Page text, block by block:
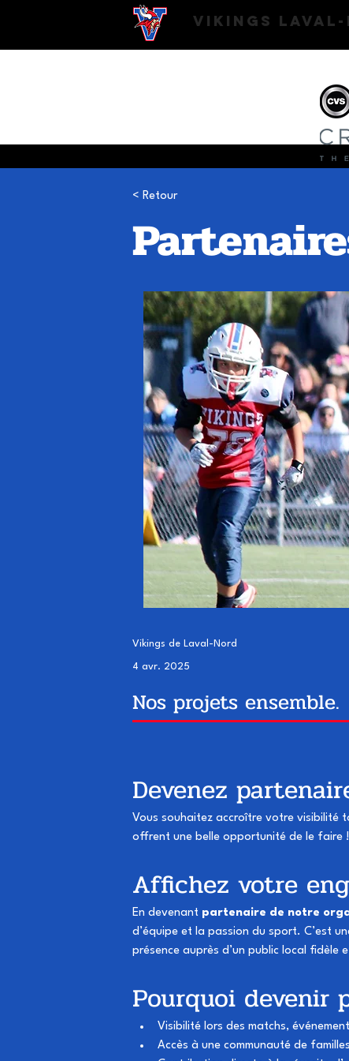
VIKINGS
< Retour
Vikings de Laval-Nord
4 avr. 2025
Nos projets ensemble.
Devenez
Vous souhaitez accroître votre visibilité
offrent une belle opportunité de le faire !
Affichez votre
En devenant partenaire de notre
d’équipe et la passion du sport. C’est
présence auprès d’un public local fidèle
Pourquoi devenir
Visibilité lors des matchs,
Accès à une communauté de